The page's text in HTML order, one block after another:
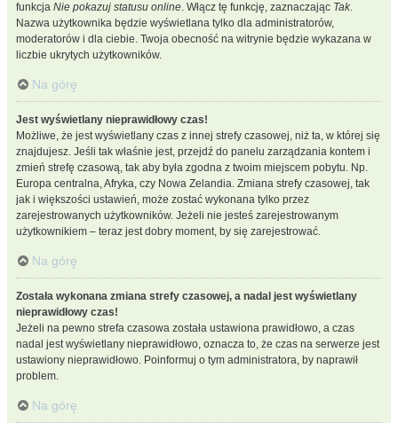
funkcja Nie pokazuj statusu online. Włącz tę funkcję, zaznaczając Tak.
Nazwa użytkownika będzie wyświetlana tylko dla administratorów,
moderatorów i dla ciebie. Twoja obecność na witrynie będzie wykazana w
liczbie ukrytych użytkowników.
Na górę
Jest wyświetlany nieprawidłowy czas!
Możliwe, że jest wyświetlany czas z innej strefy czasowej, niż ta, w której się
znajdujesz. Jeśli tak właśnie jest, przejdź do panelu zarządzania kontem i
zmień strefę czasową, tak aby była zgodna z twoim miejscem pobytu. Np.
Europa centralna, Afryka, czy Nowa Zelandia. Zmiana strefy czasowej, tak
jak i większości ustawień, może zostać wykonana tylko przez
zarejestrowanych użytkowników. Jeżeli nie jesteś zarejestrowanym
użytkownikiem – teraz jest dobry moment, by się zarejestrować.
Na górę
Została wykonana zmiana strefy czasowej, a nadal jest wyświetlany
nieprawidłowy czas!
Jeżeli na pewno strefa czasowa została ustawiona prawidłowo, a czas
nadal jest wyświetlany nieprawidłowo, oznacza to, że czas na serwerze jest
ustawiony nieprawidłowo. Poinformuj o tym administratora, by naprawił
problem.
Na górę